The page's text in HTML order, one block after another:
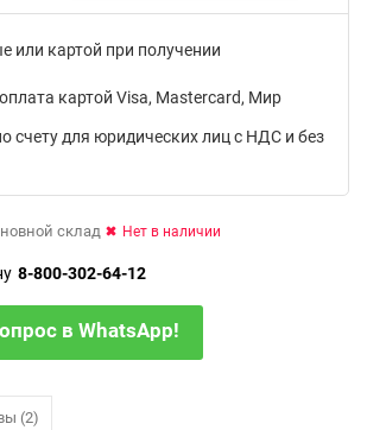
или картой при получении
картой Visa, Mastercard, Мир
счету для юридических лиц с НДС и без
склад Нет в наличии
8-800-302-64-12
в WhatsApp!
(2)